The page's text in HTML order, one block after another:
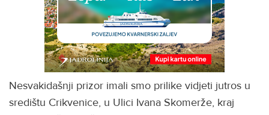
Nesvakidašnji prizor imali smo prilike vidjeti jutros u
središtu Crikvenice, u Ulici Ivana Skomerže, kraj